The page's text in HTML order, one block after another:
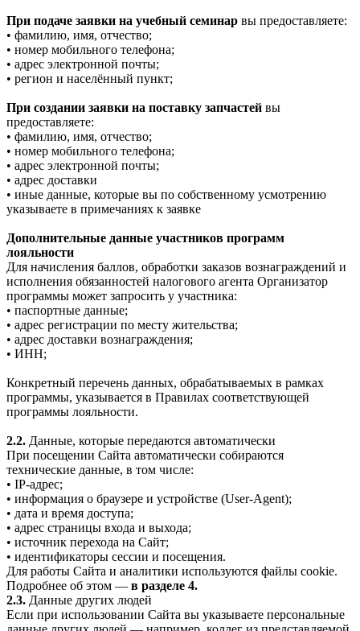
При подаче заявки на учебный семинар вы предоставляете:
• фамилию, имя, отчество;
• номер мобильного телефона;
• адрес электронной почты;
• регион и населённый пункт;
При создании заявки на поставку запчастей вы
предоставляете:
• фамилию, имя, отчество;
• номер мобильного телефона;
• адрес электронной почты;
• адрес доставки
• иные данные, которые вы по собственному усмотрению
указываете в примечаниях к заявке
Дополнительные данные участников программ
лояльности
Для начисления баллов, обработки заказов вознаграждений и
исполнения обязанностей налогового агента Организатор
программы может запросить у участника:
• паспортные данные;
• адрес регистрации по месту жительства;
• адрес доставки вознаграждения;
• ИНН;
Конкретный перечень данных, обрабатываемых в рамках
программы, указывается в Правилах соответствующей
программы лояльности.
2.2. Данные, которые передаются автоматически
При посещении Сайта автоматически собираются
технические данные, в том числе:
• IP-адрес;
• информация о браузере и устройстве (User-Agent);
• дата и время доступа;
• адрес страницы входа и выхода;
• источник перехода на Сайт;
• идентификаторы сессии и посещения.
Для работы Сайта и аналитики используются файлы cookie.
Подробнее об этом — в разделе 4.
2.3. Данные других людей
Если при использовании Сайта вы указываете персональные